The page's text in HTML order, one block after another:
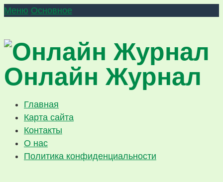
Меню Основное
Онлайн Журнал
Главная
Карта сайта
Контакты
О нас
Политика конфиденциальности